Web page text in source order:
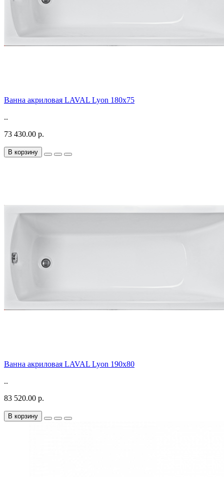
Ванна акриловая LAVAL Lyon 180х75
..
73 430.00 р.
В корзину
Ванна акриловая LAVAL Lyon 190х80
..
83 520.00 р.
В корзину